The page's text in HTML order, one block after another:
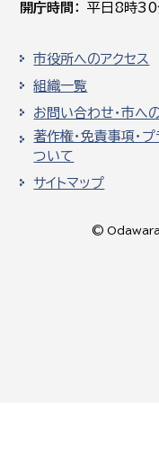
開庁時間
平日8時
市役所へのアクセス
組織一覧
お問い合わせ・市へ
著作権・免責事項・プ
ついて
サイトマップ
© Odawara